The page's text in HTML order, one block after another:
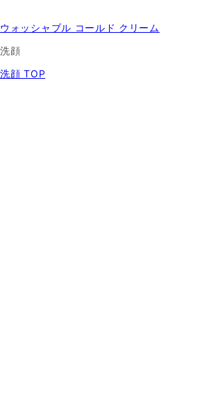
ウォッシャブル コールド クリーム
洗顔
洗顔 TOP